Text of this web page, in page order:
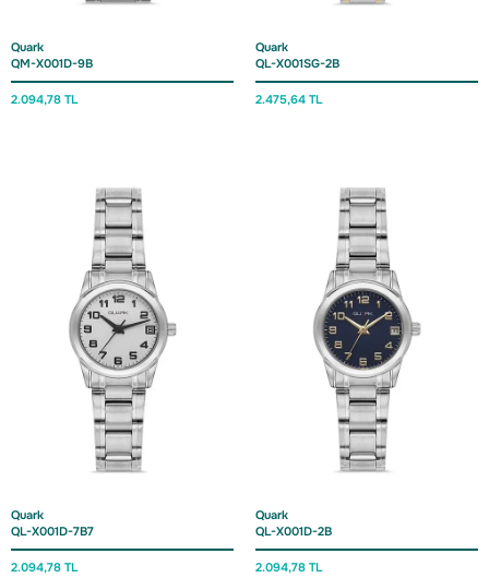
Quark
QM-X001D-9B
2.094,78 TL
Quark
QL-X001SG-2B
2.475,64 TL
Quark
QL-X001D-7B7
2.094,78 TL
Quark
QL-X001D-2B
2.094,78 TL